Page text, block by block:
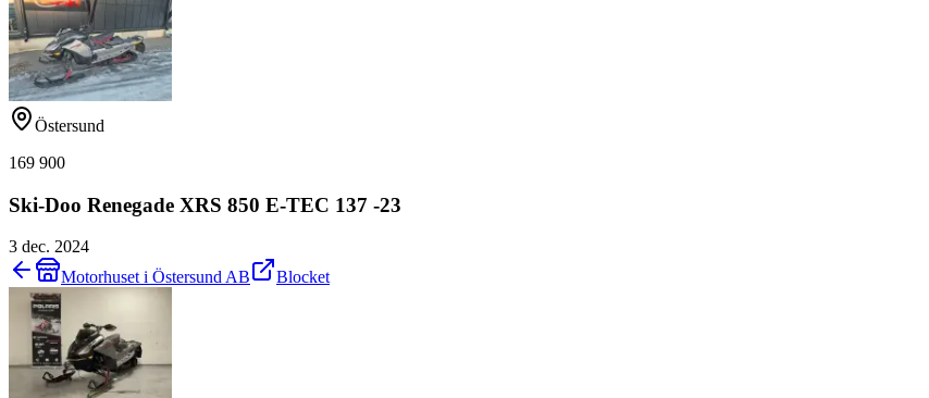
Östersund
169 900
Ski-Doo Renegade XRS 850 E-TEC 137 -23
3 dec. 2024
Motorhuset i Östersund AB
Blocket